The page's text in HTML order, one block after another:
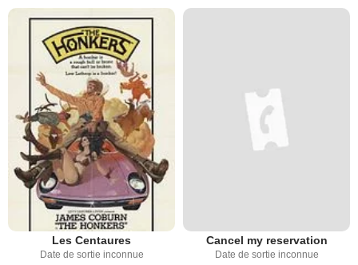
Les Centaures
Date de sortie inconnue
Cancel my reservation
Date de sortie inconnue